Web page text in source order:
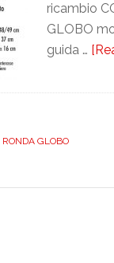
ricambio
GLOBO
guida …
RONDA GLOBO